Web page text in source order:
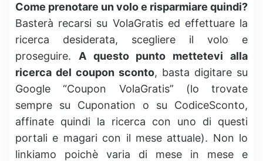
Come prenotare un volo e risparmiare quindi?
Basterà recarsi su VolaGratis ed effettuare la
ricerca desiderata, scegliere il volo e
proseguire. A questo punto mettetevi alla
ricerca del coupon sconto, basta digitare su
Google “Coupon VolaGratis” (lo trovate
sempre su Cuponation o su CodiceSconto,
affinate quindi la ricerca con uno di questi
portali e magari con il mese attuale). Non lo
linkiamo poichè varia di mese in mese e